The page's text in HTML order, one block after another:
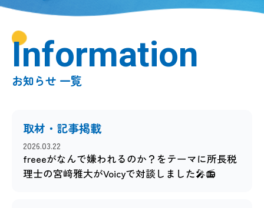
Information
お知らせ 一覧
取材・記事掲載
2026.03.22
freeeがなんで嫌われるのか？をテーマに所長税
理士の宮﨑雅大がVoicyで対談しました🎤📻